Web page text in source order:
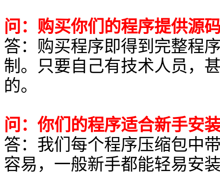
问：购买你们的程序提供源
答：购买程序即得到完整程
制。只要自己有技术人员，
的。
问：你们的程序适合新手安
答：我们每个程序压缩包中
容易，一般新手都能轻易安